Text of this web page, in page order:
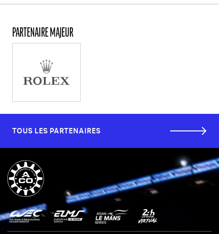
PARTENAIRE MAJEUR
TOUS LES PARTENAIRES